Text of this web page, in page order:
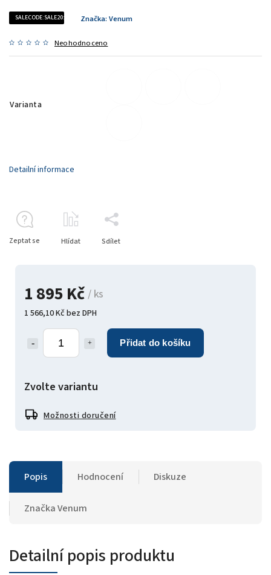
SALECODE:SALE20:20:%
Neohodnoceno
Značka: Venum
Varianta
1 895 Kč/ ks
1 566,10 Kč bez DPH
Přidat do košíku
Zvolte variantu
Možnosti doručení
Detailní informace
Zeptat se Hlídat Sdílet
Popis Hodnocení Diskuze
ZnačkaVenum
Detailní popis produktu